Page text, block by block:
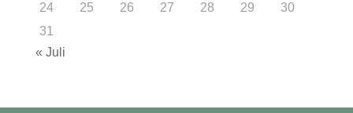
24
25 26 27 28 29
30
31
« Juli